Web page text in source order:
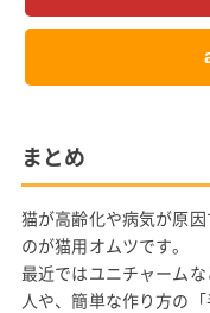
まとめ
猫が高齢化や病気が原
のが猫用オムツです。
最近ではユニチャーム
人や、簡単な作り方の